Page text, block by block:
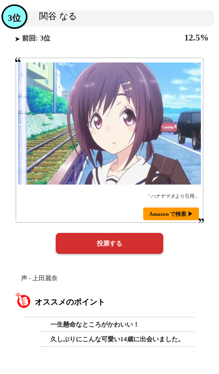
関谷 なる
3位
前回: 3位 12.5%
「ハナヤマタより引用」
Amazon で検索 ▶
声 - 上田麗奈
オススメのポイント
一生懸命なところがかわいい！
久しぶりにこんな可愛い14歳に出会いました。